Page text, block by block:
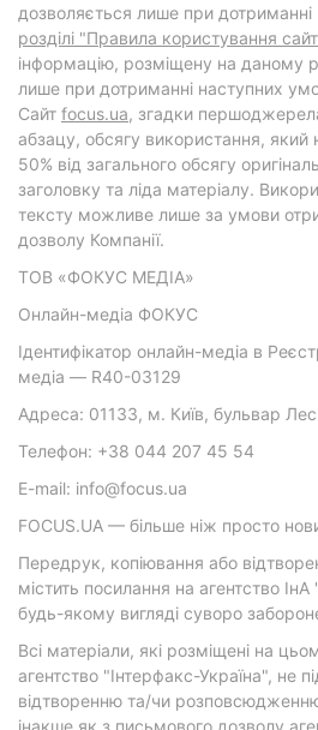
дозволяється лише при дотриманні
розділі "Правила користування
інформацію, розміщену на даному
лише при дотриманні наступних
Cайт focus.ua, згадки
абзацу, обсягу використання,
50% від загального обсягу
заголовку та ліда матеріалу.
тексту можливе лише за умови
дозволу Компанії.
ТОВ «ФОКУС МЕДІА»
Онлайн-медіа ФОКУС
Ідентифікатор онлайн-медіа в
медіа — R40-03129
Адреса: 01133, м. Київ, бульвар
Телефон: +38 044 207 45 54
E-mail: info@focus.ua
FOCUS.UA — більше ніж просто
Передрук, копіювання або
містить посилання на агентство
будь-якому вигляді суворо
Всі матеріали, які розміщені на
агентство "Інтерфакс-Україна", не
відтворенню та/чи
інакше як з письмового дозволу